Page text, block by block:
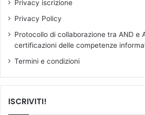
d
o
t
o
Privacy iscrizione
Privacy Policy
Protocollo di collaborazione tra AND e
certificazioni delle competenze
Termini e condizioni
ISCRIVITI!